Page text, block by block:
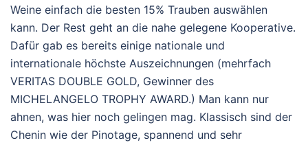
Weine einfach die besten 15% Trauben auswählen
kann. Der Rest geht an die nahe gelegene Kooperative.
Dafür gab es bereits einige nationale und
internationale höchste Auszeichnungen (mehrfach
VERITAS DOUBLE GOLD, Gewinner des
MICHELANGELO TROPHY AWARD.) Man kann nur
ahnen, was hier noch gelingen mag. Klassisch sind der
Chenin wie der Pinotage, spannend und sehr